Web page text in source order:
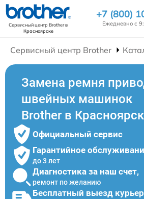
Сервисный центр Brotherв
Красноярске
+7 (800)
Ежедневно с
Сервисный центр Brother
Замена ремня
швейных машинок
Brother в
Официальный сервис
Гарантийное
до 3 лет
Диагностика за наш счет,
ремонт по желанию
Бесплатный выезд